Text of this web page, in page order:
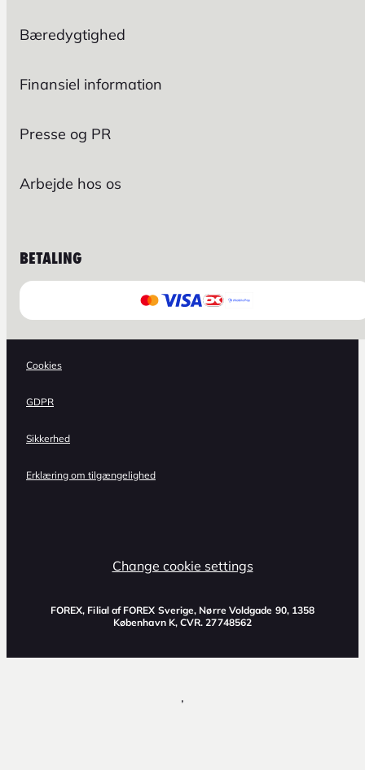
Bæredygtighed
Finansiel information
Presse og PR
Arbejde hos os
BETALING
Cookies
GDPR
Sikkerhed
Erklæring om tilgængelighed
Change cookie settings
FOREX, Filial af FOREX Sverige, Nørre Voldgade 90, 1358
København K, CVR. 27748562
,